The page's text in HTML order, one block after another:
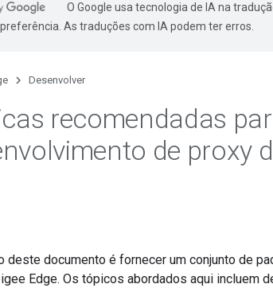
O Google usa tecnologia de IA na
As traduções com IA podem ter erros.
Desenvolver
recomendadas
de proxy
deste documento é fornecer um conjunto de
Edge. Os tópicos abordados aqui incluem